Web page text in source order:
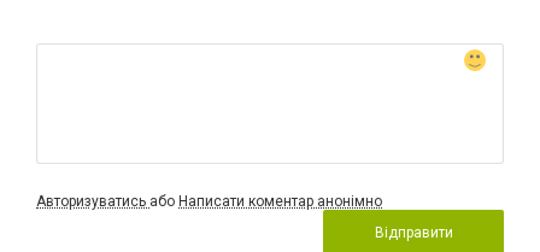
Авторизуватись або Написати коментар анонімно
Відправити